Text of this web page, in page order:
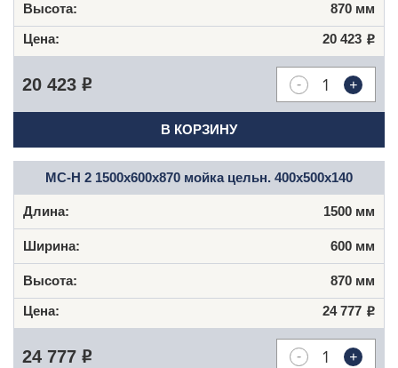
870 мм
20 423 Р
- +
20 423 Р
В КОРЗИНУ
МС-Н 2 1500x600x870 мойка цельн. 400x500x140
1500 мм
600 мм
870 мм
24 777 Р
- +
24 777 Р